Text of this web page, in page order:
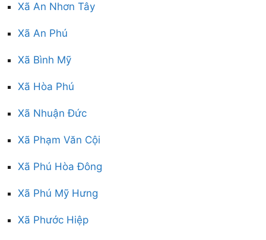
Xã An Nhơn Tây
Xã An Phú
Xã Bình Mỹ
Xã Hòa Phú
Xã Nhuận Đức
Xã Phạm Văn Cội
Xã Phú Hòa Đông
Xã Phú Mỹ Hưng
Xã Phước Hiệp